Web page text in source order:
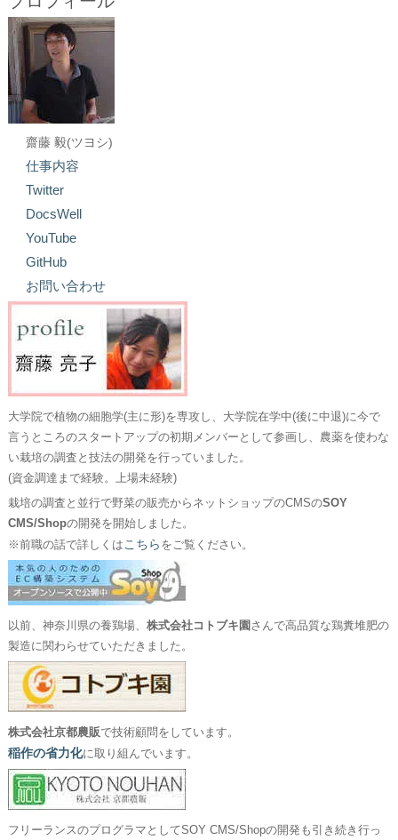
齋藤 毅(ツヨシ)
仕事内容
Twitter
DocsWell
YouTube
GitHub
お問い合わせ
大学院で植物の細胞学(主に形)を専攻し、大学院在学中(後に中退)に今で
言うところのスタートアップの初期メンバーとして参画し、農薬を使わな
い栽培の調査と技法の開発を行っていました。
(資金調達まで経験。上場未経験)
栽培の調査と並行で野菜の販売からネットショップのCMSのSOY
CMS/Shopの開発を開始しました。
※前職の話で詳しくはこちら をご覧ください。
以前、神奈川県の養鶏場、 株式会社コトブキ園 さんで高品質な鶏糞堆肥の
製造に関わらせていただきました。
株式会社京都農販で技術顧問をしています。
稲作の省力化に取り組んでいます。
フリーランスのプログラマとしてSOY CMS/Shopの開発も引き続き行っ